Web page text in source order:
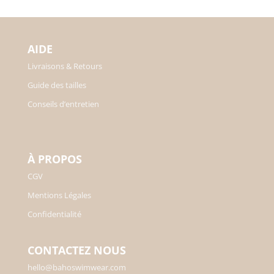
était :
est :
AIDE
Livraisons & Retours
Guide des tailles
Conseils d’entretien
À PROPOS
CGV
Mentions Légales
Confidentialité
CONTACTEZ NOUS
hello@bahoswimwear.com